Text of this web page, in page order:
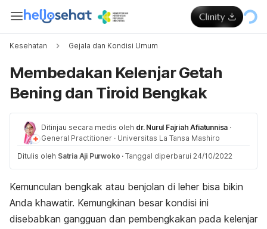
Kesehatan Gejala dan Kondisi Umum
Membedakan Kelenjar Getah
Bening dan Tiroid Bengkak
Ditinjau secara medis oleh dr. Nurul Fajriah Afiatunnisa ·
General Practitioner · Universitas La Tansa Mashiro
Ditulis oleh Satria Aji Purwoko · Tanggal diperbarui 24/10/2022
Kemunculan bengkak atau benjolan di leher bisa bikin
Anda khawatir. Kemungkinan besar kondisi ini
disebabkan gangguan dan pembengkakan pada kelenjar